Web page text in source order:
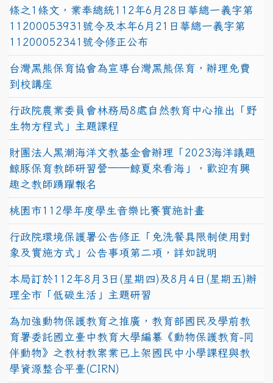
條之1條文，業奉總統112年6月28日華總一義字第
11200053931號令及本年6月21日華總一義字第
11200052341號令修正公布
台灣黑熊保育協會為宣導台灣黑熊保育，辦理免費
到校講座
行政院農業委員會林務局8處自然教育中心推出「野
生物方程式」主題課程
財團法人黑潮海洋文教基金會辦理「2023海洋議題
鯨豚保育教師研習營──鯨夏來看海」，歡迎有興
趣之教師踴躍報名
桃園市112學年度學生音樂比賽實施計畫
行政院環境保護署公告修正「免洗餐具限制使用對
象及實施方式」公告事項第二項，詳如說明
本局訂於112年8月3日(星期四)及8月4日(星期五)辦
理全市「低碳生活」主題研習
為加強動物保護教育之推廣，教育部國民及學前教
育署委託國立臺中教育大學編纂《動物保護教育-同
伴動物》之教材教案業已上架國民中小學課程與教
學資源整合平臺(CIRN)